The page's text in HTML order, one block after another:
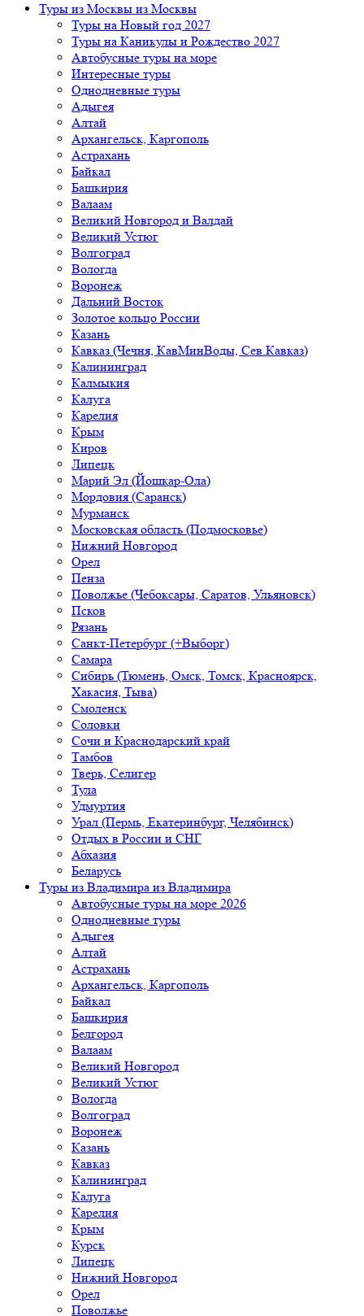
Туры из Москвы из Москвы
Туры на Новый год 2027
Туры на Каникулы и Рождество 2027
Автобусные туры на море
Интересные туры
Однодневные туры
Адыгея
Алтай
Архангельск, Каргополь
Астрахань
Байкал
Башкирия
Валаам
Великий Новгород и Валдай
Великий Устюг
Волгоград
Вологда
Воронеж
Дальний Восток
Золотое кольцо России
Казань
Кавказ (Чечня, КавМинВоды, Сев.Кавказ)
Калининград
Калмыкия
Калуга
Карелия
Крым
Киров
Липецк
Марий Эл (Йошкар-Ола)
Мордовия (Саранск)
Мурманск
Московская область (Подмосковье)
Нижний Новгород
Орел
Пенза
Поволжье (Чебоксары, Саратов, Ульяновск)
Псков
Рязань
Санкт-Петербург (+Выборг)
Самара
Сибирь (Тюмень, Омск, Томск, Красноярск,
Хакасия, Тыва)
Смоленск
Соловки
Сочи и Краснодарский край
Тамбов
Тверь, Селигер
Тула
Удмуртия
Урал (Пермь, Екатеринбург, Челябинск)
Отдых в России и СНГ
Абхазия
Беларусь
Туры из Владимира из Владимира
Автобусные туры на море 2026
Однодневные туры
Адыгея
Алтай
Астрахань
Архангельск, Каргополь
Байкал
Башкирия
Белгород
Валаам
Великий Новгород
Великий Устюг
Вологда
Волгоград
Воронеж
Казань
Кавказ
Калининград
Калуга
Карелия
Крым
Курск
Липецк
Нижний Новгород
Орел
Поволжье